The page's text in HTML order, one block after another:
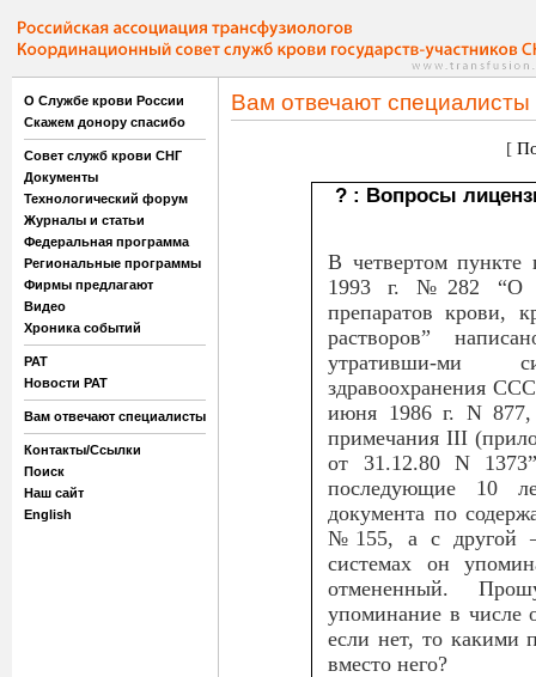
О Службе крови России
Скажем донору спасибо
Совет служб крови СНГ
Документы
Технологический форум
Журналы и статьи
Федеральная программа
Региональные программы
Фирмы предлагают
Видео
Хроника событий
РАТ
Новости РАТ
Вам отвечают специалисты
Контакты/Ссылки
Поиск
Наш сайт
English
Вам отвечают специалисты
[
? : Вопросы
В четвертом
1993 г. №282 “О
препаратов крови,
растворов”
утративши-ми
здравоохранения
июня 1986 г. N
примечания III
от 31.12.80 N
последующие 10
документа по
№155, а с другой –
системах он
отмененный.
упоминание в числе
если нет, то какими
вместо него?